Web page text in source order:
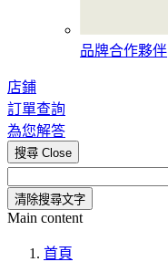
品牌合作夥伴
店鋪
訂單查詢
為您解答
搜尋 Close
清除搜尋文字
Main content
首頁